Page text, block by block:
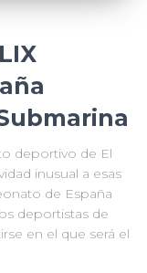
deportivo de El
inusual a esas
de España
deportistas de
en el que será el